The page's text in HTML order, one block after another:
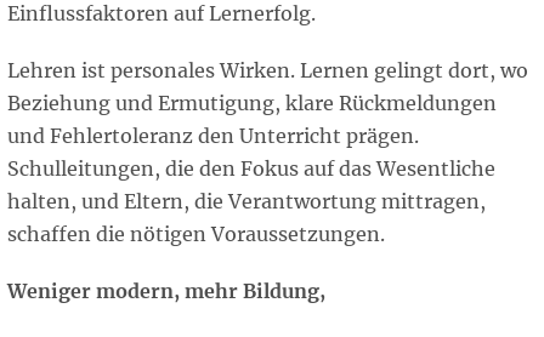
Einflussfaktoren auf Lernerfolg.
Lehren ist personales Wirken. Lernen gelingt dort, wo
Beziehung und Ermutigung, klare Rückmeldungen
und Fehlertoleranz den Unterricht prägen.
Schulleitungen, die den Fokus auf das Wesentliche
halten, und Eltern, die Verantwortung mittragen,
schaffen die nötigen Voraussetzungen.
Weniger modern, mehr Bildung,